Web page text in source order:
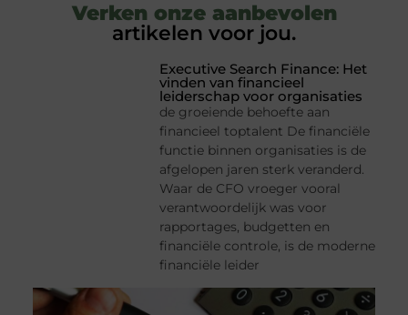
Verken onze aanbevolen
artikelen voor jou.
Executive Search Finance: Het
vinden van financieel
leiderschap voor organisaties
de groeiende behoefte aan
financieel toptalent De financiële
functie binnen organisaties is de
afgelopen jaren sterk veranderd.
Waar de CFO vroeger vooral
verantwoordelijk was voor
rapportages, budgetten en
financiële controle, is de moderne
financiële leider